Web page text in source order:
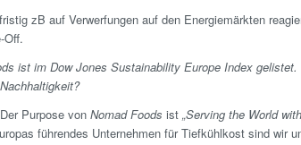
zB auf Verwerfungen auf den Energiemärkten
Off.
ist im Dow Jones Sustainability Europe Index
Der Purpose von Nomad Foods ist „Serving the World
führendes Unternehmen für Tiefkühlkost sind wir